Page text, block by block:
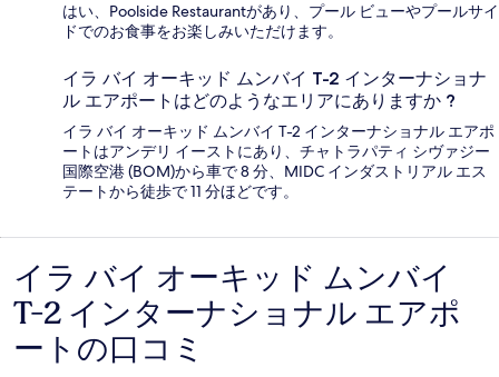
はい、Poolside Restaurantがあり、プール ビューやプールサイ
ドでのお食事をお楽しみいただけます。
イラ バイ オーキッド ムンバイ T-2 インターナショナ
ル エアポートはどのようなエリアにありますか ?
イラ バイ オーキッド ムンバイ T-2 インターナショナル エアポ
ートはアンデリ イーストにあり、チャトラパティ シヴァジー
国際空港 (BOM)から車で 8 分、MIDC インダストリアル エス
テートから徒歩で 11 分ほどです。
口
コ
ミ
イラ バイ オーキッド ムンバイ
T-2 インターナショナル エアポ
ートの口コミ